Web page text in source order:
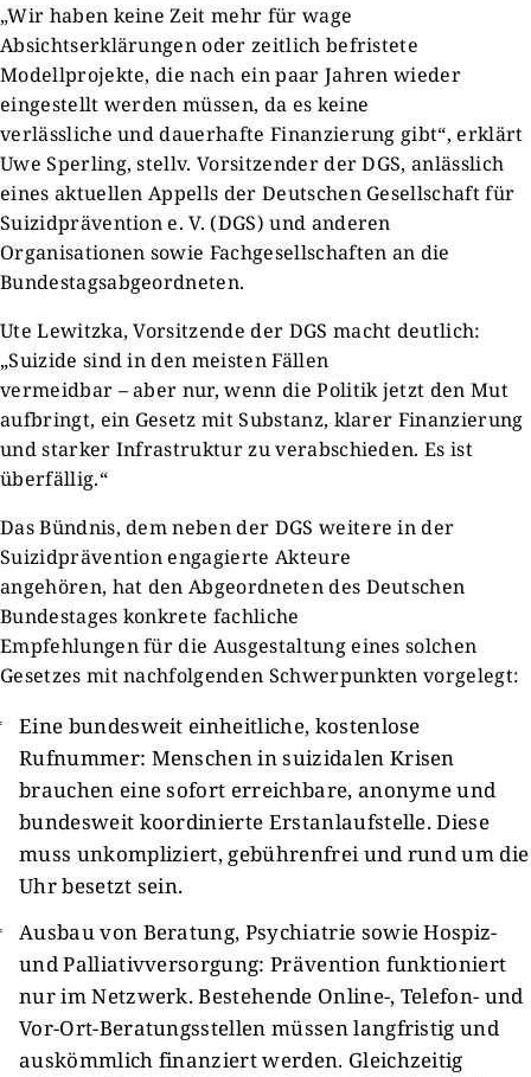
„Wir haben keine Zeit mehr für wage
Absichtserklärungen oder zeitlich befristete
Modellprojekte, die nach ein paar Jahren wieder
eingestellt werden müssen, da es keine
verlässliche und dauerhafte Finanzierung gibt“, erklärt
Uwe Sperling, stellv. Vorsitzender der DGS, anlässlich
eines aktuellen Appells der Deutschen Gesellschaft für
Suizidprävention e. V. (DGS) und anderen
Organisationen sowie Fachgesellschaften an die
Bundestagsabgeordneten.
Ute Lewitzka, Vorsitzende der DGS macht deutlich:
„Suizide sind in den meisten Fällen
vermeidbar – aber nur, wenn die Politik jetzt den Mut
aufbringt, ein Gesetz mit Substanz, klarer Finanzierung
und starker Infrastruktur zu verabschieden. Es ist
überfällig.“
Das Bündnis, dem neben der DGS weitere in der
Suizidprävention engagierte Akteure
angehören, hat den Abgeordneten des Deutschen
Bundestages konkrete fachliche
Empfehlungen für die Ausgestaltung eines solchen
Gesetzes mit nachfolgenden Schwerpunkten vorgelegt:
Eine bundesweit einheitliche, kostenlose
Rufnummer: Menschen in suizidalen Krisen
brauchen eine sofort erreichbare, anonyme und
bundesweit koordinierte Erstanlaufstelle. Diese
muss unkompliziert, gebührenfrei und rund um die
Uhr besetzt sein.
Ausbau von Beratung, Psychiatrie sowie Hospiz-
und Palliativversorgung: Prävention funktioniert
nur im Netzwerk. Bestehende Online-, Telefon- und
Vor-Ort-Beratungsstellen müssen langfristig und
auskömmlich finanziert werden. Gleichzeitig